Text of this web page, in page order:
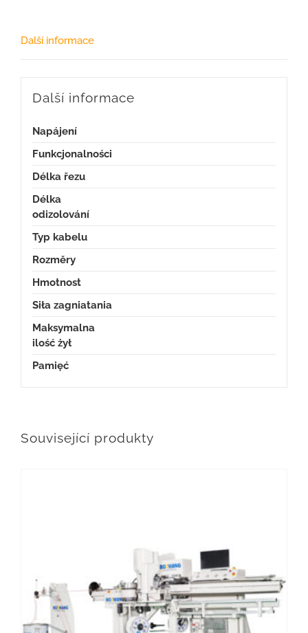
Další informace
Další informace
Napájení
Funkcjonalności
Délka řezu
Délka
odizolování
Typ kabelu
Rozměry
Hmotnost
Siła zagniatania
Maksymalna
ilość żył
Pamięć
Související produkty